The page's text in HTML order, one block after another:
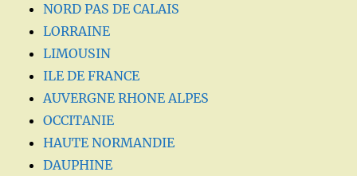
NORD PAS DE CALAIS
LORRAINE
LIMOUSIN
ILE DE FRANCE
AUVERGNE RHONE ALPES
OCCITANIE
HAUTE NORMANDIE
DAUPHINE